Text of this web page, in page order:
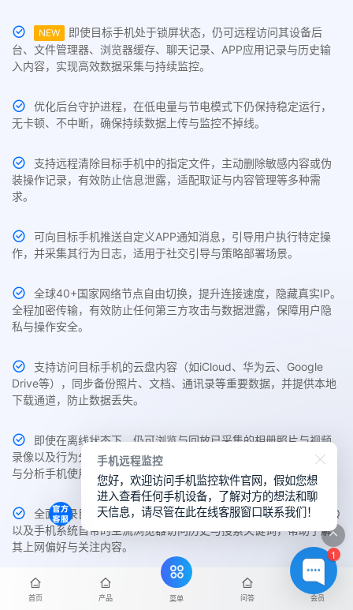
NEW
即使目标手机处于锁屏状态，仍可远程访问其设备后
台、文件管理器、浏览器缓存、聊天记录、APP应用记录与历史输
入内容，实现高效数据采集与持续监控。
优化后台守护进程，在低电量与节电模式下仍保持稳定运行，
无卡顿、不中断，确保持续数据上传与监控不掉线。
支持远程清除目标手机中的指定文件，主动删除敏感内容或伪
装操作记录，有效防止信息泄露，适配取证与内容管理等多种需
求。
可向目标手机推送自定义APP通知消息，引导用户执行特定操
作，并采集其行为日志，适用于社交引导与策略部署场景。
全球40+国家网络节点自由切换，提升连接速度，隐藏真实IP。
全程加密传输，有效防止任何第三方攻击与数据泄露，保障用户隐
私与操作安全。
支持访问目标手机的云盘内容（如iCloud、华为云、Google
Drive等），同步备份照片、文档、通讯录等重要数据，并提供本地
下载通道，防止数据丢失。
即使在离线状态下，仍可浏览与回放已采集的相册照片与视频
录像以及行为分析等数据，适合临时断网、无网络环境下快速查看
与分析手机使用行为。
全面记录目标手机中Chrome、Safari、Edge、UC、夸克、QQ
以及手机系统自带的主流浏览器访问历史与搜索关键词，帮助了解
其上网偏好与关注内容。
无需通话状态，即可实时采集目标手机周围环境声音，支持无
提示静音录制与远程回放，适用于隐蔽场景监控与异常识别。
首页 产品 菜单 问答 会员
1
手机远程监控
您好，欢迎访问手机监控软件官网，假如您想
进入查看任何手机设备，了解对方的想法和聊
天信息，请尽管在此在线客服窗口联系我们！